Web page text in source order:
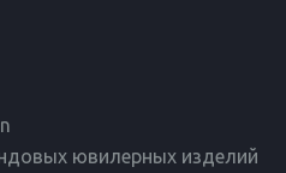
ювилерных изделий